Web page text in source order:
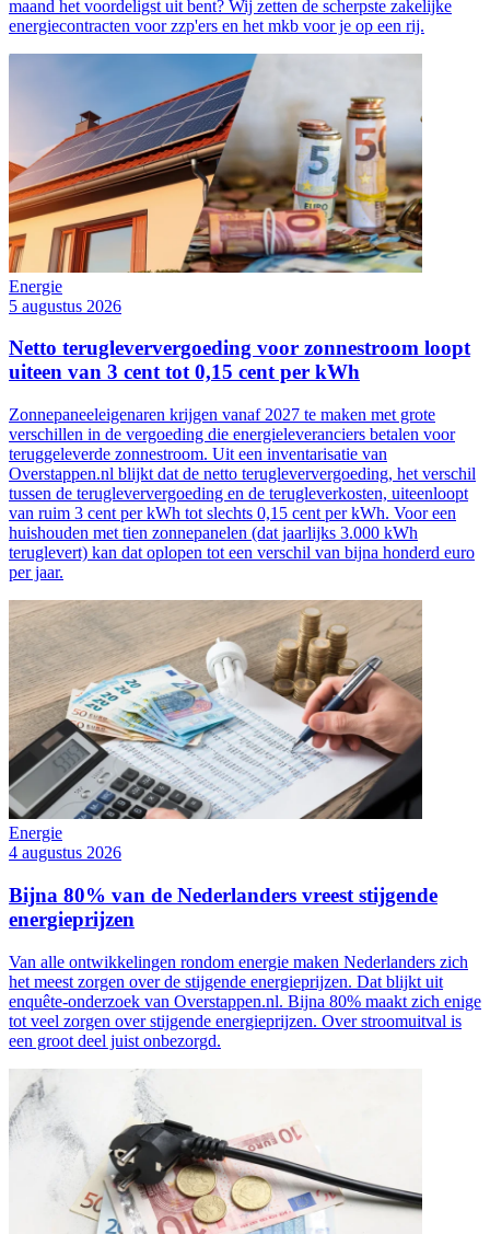
maand het voordeligst uit bent? Wij zetten de scherpste zakelijke
energiecontracten voor zzp'ers en het mkb voor je op een rij.
Energie
5 augustus 2026
Netto terugleververgoeding voor zonnestroom loopt
uiteen van 3 cent tot 0,15 cent per kWh
Zonnepaneeleigenaren krijgen vanaf 2027 te maken met grote
verschillen in de vergoeding die energieleveranciers betalen voor
teruggeleverde zonnestroom. Uit een inventarisatie van
Overstappen.nl blijkt dat de netto terugleververgoeding, het verschil
tussen de terugleververgoeding en de terugleverkosten, uiteenloopt
van ruim 3 cent per kWh tot slechts 0,15 cent per kWh. Voor een
huishouden met tien zonnepanelen (dat jaarlijks 3.000 kWh
teruglevert) kan dat oplopen tot een verschil van bijna honderd euro
per jaar.
Energie
4 augustus 2026
Bijna 80% van de Nederlanders vreest stijgende
energieprijzen
Van alle ontwikkelingen rondom energie maken Nederlanders zich
het meest zorgen over de stijgende energieprijzen. Dat blijkt uit
enquête-onderzoek van Overstappen.nl. Bijna 80% maakt zich enige
tot veel zorgen over stijgende energieprijzen. Over stroomuitval is
een groot deel juist onbezorgd.